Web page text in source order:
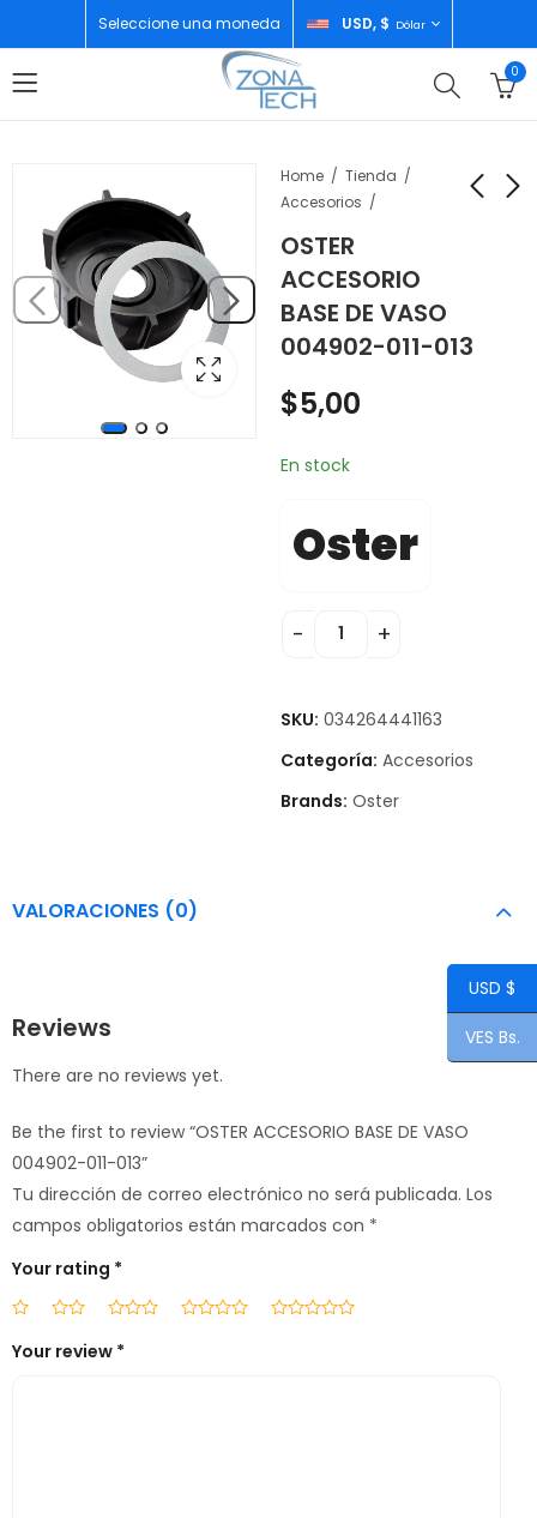
Seleccione una moneda USD, $ Dólar
0
Home
Tienda
Accesorios
OSTER
ACCESORIO
BASE DE VASO
004902-011-013
MANO 002499-013-
000
$29,00
KIT DE
ACOPLAMENTO
BLSTAC-KIT-011
$ 5,00
$5,00
En stock
Oster
SKU: 034264441163
Categoría: Accesorios
Brands: Oster
VALORACIONES (0)
Reviews
There are no reviews yet.
Be the first to review “OSTER ACCESORIO BASE DE VASO
004902-011-013”
Tu dirección de correo electrónico no será publicada. Los
campos obligatorios están marcados con *
Your rating *
Your review *
USD $
VES Bs.